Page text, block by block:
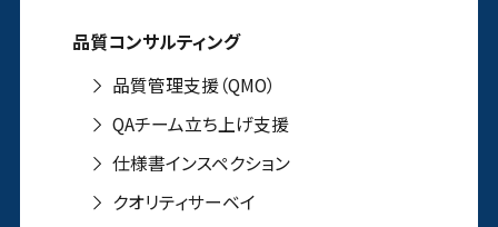
品質コンサルティング
品質管理支援（QMO）
QAチーム立ち上げ支援
仕様書インスペクション
クオリティサーベイ